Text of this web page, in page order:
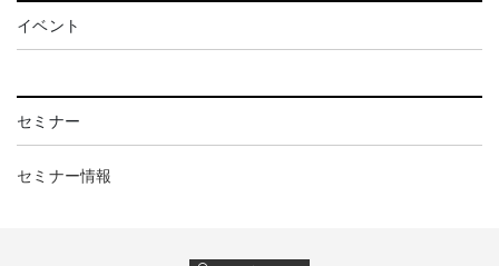
イベント
セミナー
セミナー情報